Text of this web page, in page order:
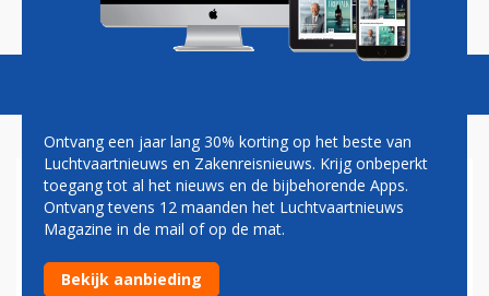
Magazine Podcasts Vacatures
EASYJET STATIONEERT SNEL
VIERDE TOESTEL OP
SCHIPHOL
Ontvang een jaar lang 30% korting op het beste van
Luchtvaartnieuws en Zakenreisnieuws. Krijg onbeperkt
toegang tot al het nieuws en de bijbehorende Apps.
Ontvang tevens 12 maanden het Luchtvaartnieuws
Magazine in de mail of op de mat.
Bekijk aanbieding